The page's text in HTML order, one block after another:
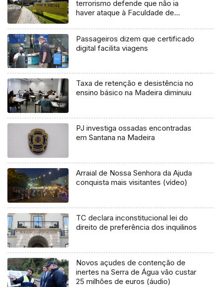
terrorismo defende que não ia
haver ataque à Faculdade de
Passageiros dizem que certificado
digital facilita viagens
Taxa de retenção e desistência no
ensino básico na Madeira diminuiu
PJ investiga ossadas encontradas
em Santana na Madeira
Arraial de Nossa Senhora da Ajuda
conquista mais visitantes (vídeo)
TC declara inconstitucional lei do
direito de preferência dos inquilinos
Novos açudes de contenção de
inertes na Serra de Água vão custar
25 milhões de euros (áudio)